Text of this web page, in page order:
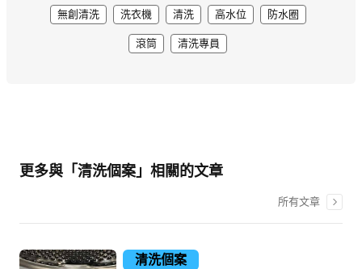
無創清洗 洗衣機 清洗 高水位 防水圈
滾筒 清洗專員
更多與「清洗個案」相關的文章
所有文章
清洗個案